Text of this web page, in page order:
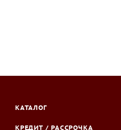
КАТАЛОГ
КРЕДИТ / РАССРОЧКА